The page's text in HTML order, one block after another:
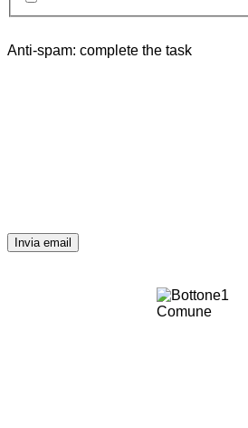
Anti-spam: complete the task
Invia email